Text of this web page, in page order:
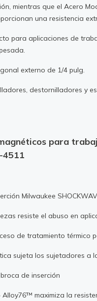
mientras que el Acero
una resistencia
para aplicaciones de
externo de 1/4 pulg.
destornilladores y
para
4511
Milwaukee
resiste el abuso en
de tratamiento térmico
sujeta los sujetadores a
de inserción
maximiza la